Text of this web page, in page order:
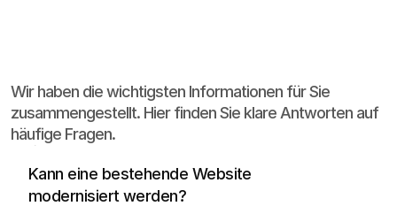
Wir haben die wichtigsten Informationen für Sie
zusammengestellt. Hier finden Sie klare Antworten auf
häufige Fragen.
Kann eine bestehende Website
modernisiert werden?
Ja, häufig reicht eine strukturelle und visuelle
Überarbeitung statt eines kompletten
Neustarts.